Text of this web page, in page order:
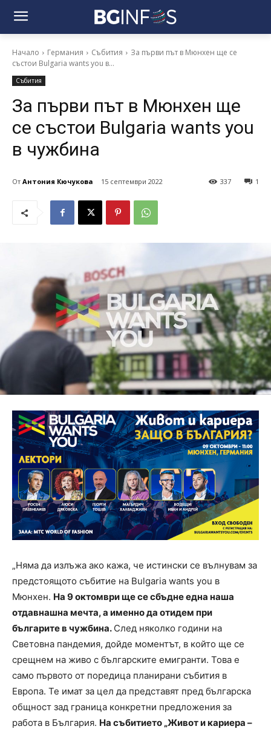
Начало Германия Събития
За първи път в Мюнхен ще се
състои Bulgaria wants you в...
Събития
За първи път в Мюнхен ще
се състои Bulgaria wants you
в чужбина
От Антония Кючукова 15 септември 2022 1
337
„Няма да излъжа ако кажа, че истински се вълнувам за
предстоящото събитие на Bulgaria wants you в
Мюнхен. На 9 октомври ще се сбъдне една наша
отдавнашна мечта, а именно да отидем при
българите в чужбина. След няколко години на
Световна пандемия, дойде моментът, в който ще се
срещнем на живо с българските емигранти. Това е
само първото от поредица планирани събития в
Европа. Те имат за цел да представят пред българска
общност зад граница конкретни предложения за
работа в България. На събитието „Живот и кариера –